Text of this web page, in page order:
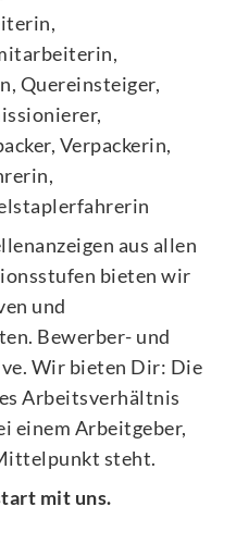
Quereinsteiger,
Verpackerin,
aus allen
bieten wir
und
Bewerber- und
Wir bieten Dir: Die
Arbeitsverhältnis
einem Arbeitgeber,
steht.
mit uns.